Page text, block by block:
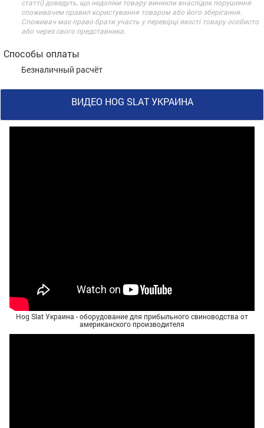
статті) доведуть, що недоліки товару виникли внаслідок порушення
споживачем правил користування товаром або його зберігання.
Споживач має право брати участь у перевірці якості товару особисто
або через свого представника.
Способы оплаты
Безналичный расчёт
ВИДЕО HOG SLAT УКРАИНА
Hog Slat Украина - оборудование для прибыльного свиноводства от
американского производителя